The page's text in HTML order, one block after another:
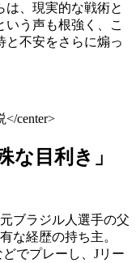
は、現実的な戦術と
いう声も根強く、こ
と不安をさらに煽っ
</center>
な目利き」
ブラジル人選手の父
な経歴の持ち主。
でプレーし、Jリー